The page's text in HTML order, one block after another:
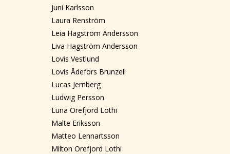
Juni Karlsson
Laura Renström
Leia Hagström Andersson
Liva Hagström Andersson
Lovis Vestlund
Lovis Ådefors Brunzell
Lucas Jernberg
Ludwig Persson
Luna Orefjord Lothi
Malte Eriksson
Matteo Lennartsson
Milton Orefjord Lothi